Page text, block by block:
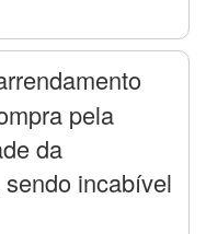
pela
da
incabível